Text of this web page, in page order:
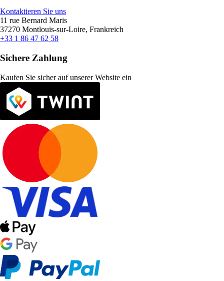
Kontaktieren Sie uns
11 rue Bernard Maris
37270 Montlouis-sur-Loire, Frankreich
+33 1 86 47 62 58
Sichere Zahlung
Kaufen Sie sicher auf unserer Website ein